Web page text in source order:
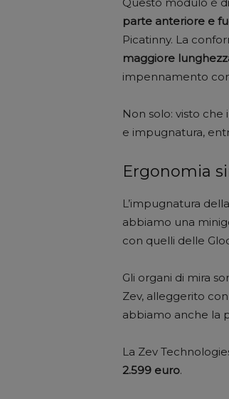
parte anteriore e
Picatinny. La
maggiore
impennamento
Non solo: visto che
e impugnatura,
Ergonomia
L’impugnatura
abbiamo una
con quelli delle
Gli organi di mira
Zev, alleggerito
abbiamo anche la
La Zev
2.599 euro.